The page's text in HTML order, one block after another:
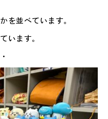
を並べています。
います。